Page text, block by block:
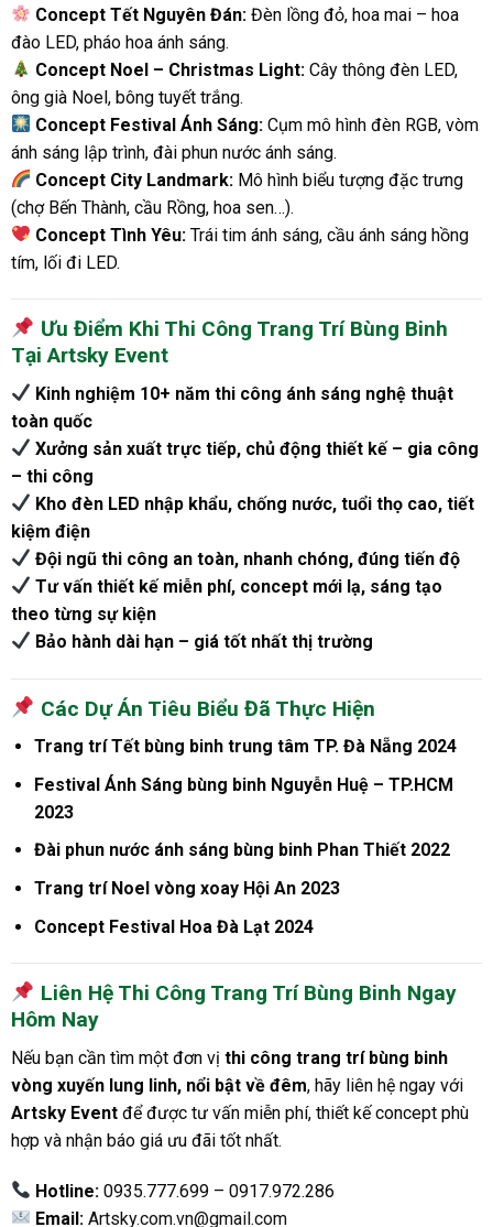
Concept Tết Nguyên Đán: Đèn lồng đỏ, hoa mai – hoa
đào LED, pháo hoa ánh sáng.
Concept Noel – Christmas Light: Cây thông đèn LED,
ông già Noel, bông tuyết trắng.
Concept Festival Ánh Sáng: Cụm mô hình đèn RGB, vòm
ánh sáng lập trình, đài phun nước ánh sáng.
Concept City Landmark: Mô hình biểu tượng đặc trưng
(chợ Bến Thành, cầu Rồng, hoa sen…).
Concept Tình Yêu: Trái tim ánh sáng, cầu ánh sáng hồng
tím, lối đi LED.
Ưu Điểm Khi Thi Công Trang Trí Bùng Binh
Tại Artsky Event
Kinh nghiệm 10+ năm thi công ánh sáng nghệ thuật
toàn quốc
Xưởng sản xuất trực tiếp, chủ động thiết kế – gia công
– thi công
Kho đèn LED nhập khẩu, chống nước, tuổi thọ cao, tiết
kiệm điện
Đội ngũ thi công an toàn, nhanh chóng, đúng tiến độ
Tư vấn thiết kế miễn phí, concept mới lạ, sáng tạo
theo từng sự kiện
Bảo hành dài hạn – giá tốt nhất thị trường
Các Dự Án Tiêu Biểu Đã Thực Hiện
Trang trí Tết bùng binh trung tâm TP. Đà Nẵng 2024
Festival Ánh Sáng bùng binh Nguyễn Huệ – TP.HCM
2023
Đài phun nước ánh sáng bùng binh Phan Thiết 2022
Trang trí Noel vòng xoay Hội An 2023
Concept Festival Hoa Đà Lạt 2024
Liên Hệ Thi Công Trang Trí Bùng Binh Ngay
Hôm Nay
Nếu bạn cần tìm một đơn vị thi công trang trí bùng binh
vòng xuyến lung linh, nổi bật về đêm, hãy liên hệ ngay với
Artsky Eventđể được tư vấn miễn phí, thiết kế concept phù
hợp và nhận báo giá ưu đãi tốt nhất.
Hotline: 0935.777.699 – 0917.972.286
Email: Artsky.com.vn@gmail.com